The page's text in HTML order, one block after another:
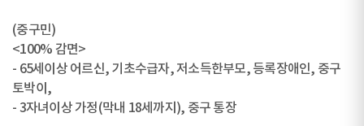
(중구민)
<100% 감면>
- 65세이상 어르신, 기초수급자, 저소득한부모, 등록장애인, 중구
토박이,
- 3자녀이상 가정(막내 18세까지), 중구 통장